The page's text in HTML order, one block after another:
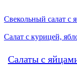
Свекольный салат с
Салат с курицей,
Салаты с